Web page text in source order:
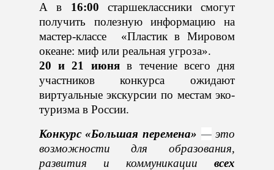
А в 16:00 старшеклассники смогут
получить полезную информацию на
мастер-классе «Пластик в Мировом
океане: миф или реальная угроза».
20 и 21 июняв течение всего дня
участников конкурса ожидают
виртуальные экскурсии по местам эко-
туризма в России.
Конкурс «Большая перемена» —это
возможности для образования,
развития и коммуникациивсех